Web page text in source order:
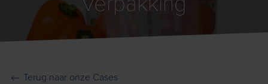
Terug naar onze Cases